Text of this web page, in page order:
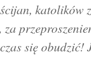
katolików
za
się obudzić!